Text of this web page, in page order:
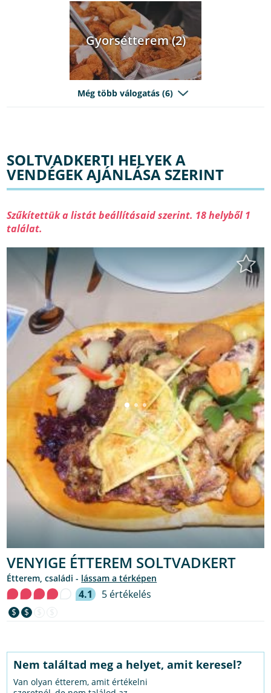
Gyorsétterem (2)
Még több válogatás (6)
SOLTVADKERTI HELYEK A
VENDÉGEK AJÁNLÁSA SZERINT
Szűkítettük a listát beállításaid szerint. 18 helyből 1
találat.
VENYIGE ÉTTEREM SOLTVADKERT
étterem, családi - lássam a térképen
4.1 5 értékelés
$ $
Nem találtad meg a helyet, amit keresel?
Van olyan étterem, amit értékelni